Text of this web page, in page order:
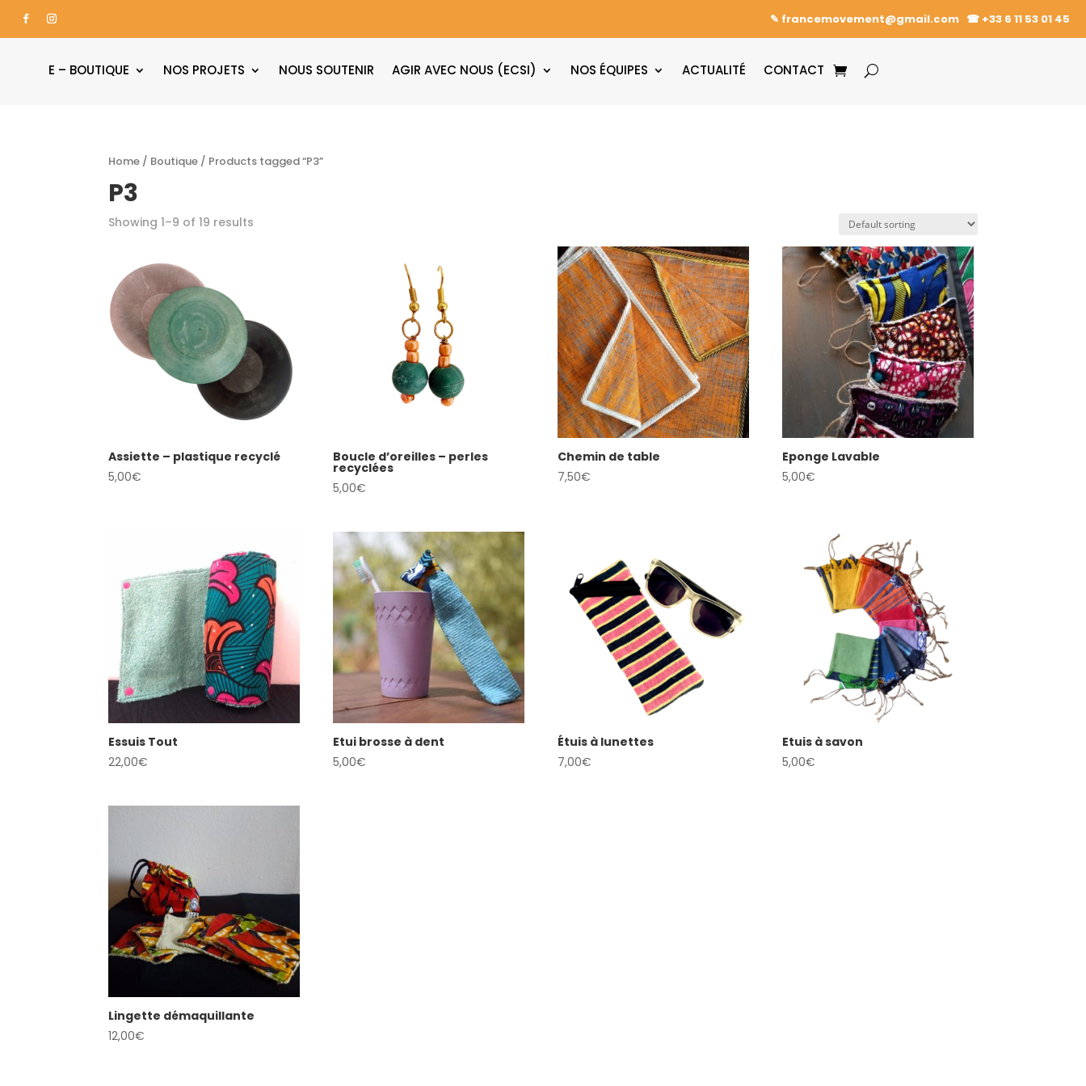
✎ francemovement@gmail.com ☎︎ +33 6 11 53 01 45
E – BOUTIQUE NOS PROJETS NOUS SOUTENIR AGIR AVEC NOUS (ECSI) NOS ÉQUIPES ACTUALITÉ CONTACT
Home / Boutique / Products tagged “P3”
P3
Showing 1–9 of 19 results
Assiette – plastique recyclé
5,00€
Boucle d’oreilles – perles
recyclées
5,00€
Chemin de table
7,50€
Eponge Lavable
5,00€
Essuis Tout
22,00€
Etui brosse à dent
5,00€
Étuis à lunettes
7,00€
Etuis à savon
5,00€
Lingette démaquillante
12,00€